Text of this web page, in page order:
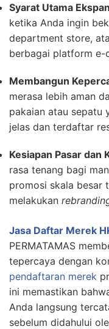
Syarat Utama
ketika Anda ingin
department store,
berbagai platform e-
Membangun
merasa lebih aman
pakaian atau sepatu
jelas dan terdaftar
Kesiapan Pasar dan
rasa tenang bagi
promosi skala besar
melakukan
Jasa Daftar Merek
PERMATAMAS
tepercaya dengan
pendaftaran merek
ini memastikan
Anda langsung
sebelum didahului